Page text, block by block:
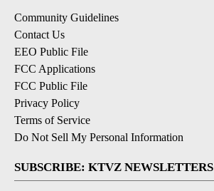
Community Guidelines
Contact Us
EEO Public File
FCC Applications
FCC Public File
Privacy Policy
Terms of Service
Do Not Sell My Personal Information
SUBSCRIBE: KTVZ NEWSLETTERS